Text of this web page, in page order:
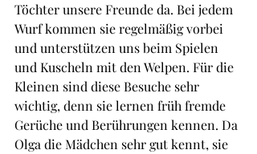
Töchter unsere Freunde da. Bei jedem
Wurf kommen sie regelmäßig vorbei
und unterstützen uns beim Spielen
und Kuscheln mit den Welpen. Für die
Kleinen sind diese Besuche sehr
wichtig, denn sie lernen früh fremde
Gerüche und Berührungen kennen. Da
Olga die Mädchen sehr gut kennt, sie